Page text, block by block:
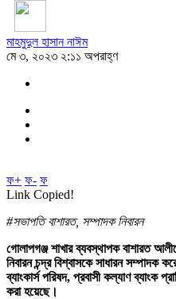
মাহমুদুল হাসান নাঈম
মে ৩, ২০২৩ ২:১১ অপরাহ্ণ
ফ+ ফ- ফ
Link Copied!
#সভাপতি বাশারত, সম্পাদক নিবারন
গোলাপগঞ্জ শাখার ব্যবস্থাপক বাশারত
নিবারন চন্দ্র বিশ্বাসকে সাধারন সম্পাদক
ব্যাংকার্স পরিষদ, প্রবাসী কল্যাণ ব্যাংক
করা হয়েছে।